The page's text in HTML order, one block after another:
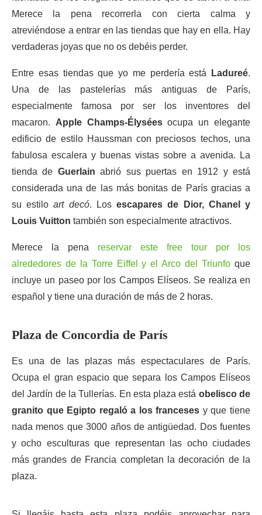
Merece la pena recorrerla con cierta calma y
atreviéndose a entrar en las tiendas que hay en ella. Hay
verdaderas joyas que no os debéis perder.
Entre esas tiendas que yo me perdería está Ladureé.
Una de las pastelerías más antiguas de París,
especialmente famosa por ser los inventores del
macaron. Apple Champs-Élyséesocupa un elegante
edificio de estilo Haussman con preciosos techos, una
fabulosa escalera y buenas vistas sobre a avenida. La
tienda de Guerlain abrió sus puertas en 1912 y está
considerada una de las más bonitas de París gracias a
su estiloart decó. Losescapares de Dior, Chanel y
Louis Vuitton también son especialmente atractivos.
Merece la pena reservar este free tour por los
alrededores de la Torre Eiffel y el Arco del Triunfo que
incluye un paseo por los Campos Elíseos. Se realiza en
español y tiene una duración de más de 2 horas.
Plaza de Concordia de París
Es una de las plazas más espectaculares de París.
Ocupa el gran espacio que separa los Campos Elíseos
del Jardín de la Tullerías. En esta plaza está obelisco de
granito que Egipto regaló a los franceses y que tiene
nada menos que 3000 años de antigüedad. Dos fuentes
y ocho esculturas que representan las ocho ciudades
más grandes de Francia completan la decoración de la
plaza.